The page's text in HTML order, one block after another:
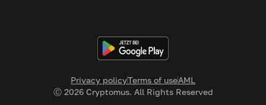
Privacy policyTerms of useAML
Ⓒ 2026Cryptomus. All Rights Reserved